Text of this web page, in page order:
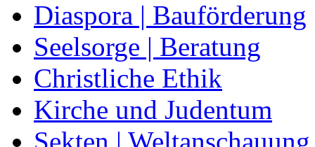
Diaspora | Bauförderung
Seelsorge | Beratung
Christliche Ethik
Kirche und Judentum